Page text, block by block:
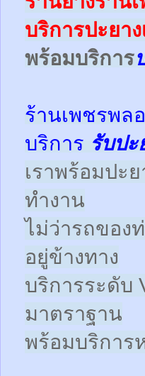
บริการปะยา
พร้อมบริการ
ร้านเพชรพล
บริการ รับปะ
เราพร้อมปะ
ทำงาน
ไม่ว่ารถของ
อยู่ข้างทาง
บริการระดับ
มาตราฐาน
พร้อมบริการ